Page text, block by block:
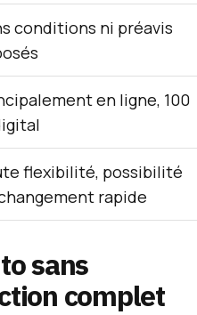
conditions ni préavis
en ligne, 100
flexibilité, possibilité
rapide
sans
complet